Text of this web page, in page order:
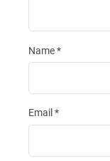
Name*
Email *